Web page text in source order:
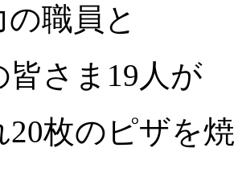
職員と
皆さま19人が
20枚のピザを